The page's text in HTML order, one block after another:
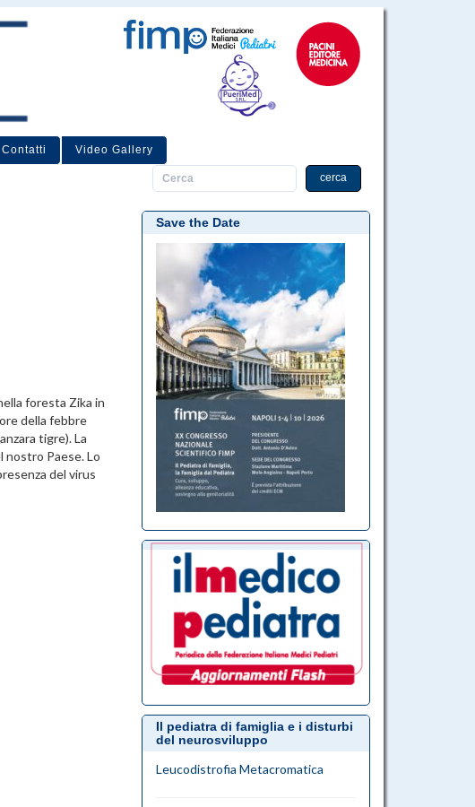
Contatti Video Gallery
cerca
foresta Zika in
della febbre
tigre). La
nostro Paese. Lo
del virus
Save the Date
Il pediatra di famiglia e i disturbi
del neurosviluppo
Leucodistrofia Metacromatica